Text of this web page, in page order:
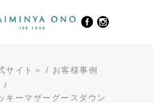
サイト＞ / お客様事例
/
キーマザーグースダウン